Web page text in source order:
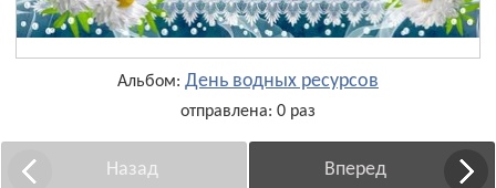
Альбом: День водных ресурсов
отправлена: 0 раз
Назад Вперед